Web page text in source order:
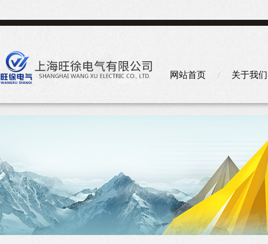
网站首页 关于我们